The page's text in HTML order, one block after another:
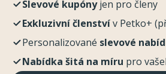
Slevové kupónyjen pro členy
Exkluzivní členstvív Petko+
Personalizované slevové
Nabídka šitá na míru pro